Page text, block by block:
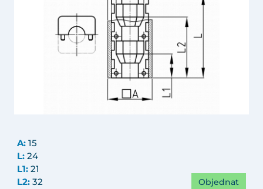
A: 15
L: 24
L1: 21
L2: 32
Objednat